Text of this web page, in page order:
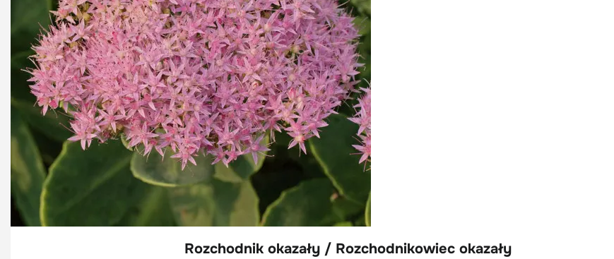
Rozchodnik okazały / Rozchodnikowiec okazały